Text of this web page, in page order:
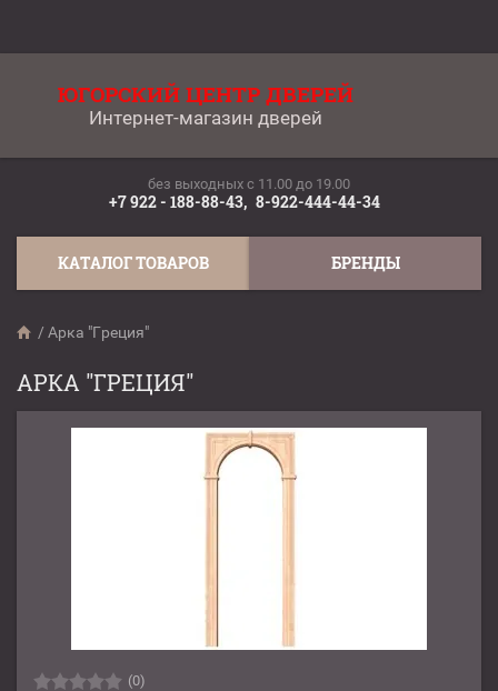
ЮГОРСКИЙ ЦЕНТР ДВЕРЕЙ
Интернет-магазин дверей
без выходных c 11.00 до 19.00
+7 922 - 188-88-43, 8-922-444-44-34
КАТАЛОГ ТОВАРОВ БРЕНДЫ
/ Арка "Греция"
АРКА "ГРЕЦИЯ"
(0)